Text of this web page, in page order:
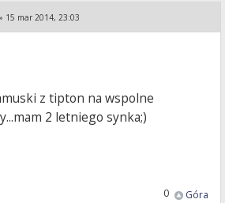
» 15 mar 2014, 23:03
z tipton na wspolne
2 letniego synka;)
Góra
0